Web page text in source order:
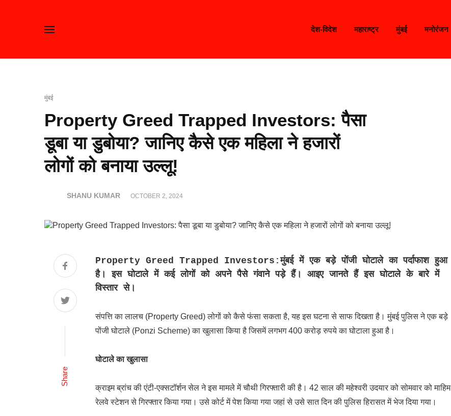
देश-विदेश महाराष्ट्र मुंबई मनोरंजन
मुंबई
Property Greed Trapped Investors: पैसा
डूबा या डुबोया? जानिए कैसे एक महिला ने हजारों
लोगों को बनाया उल्लू!
SHANU KUMAR OCTOBER 2, 2024
Share
Property Greed Trapped Investors:मुंबई में एक बड़े पोंजी घोटाले का पर्दाफाश हुआ
है। इस घोटाले में कई लोगों को अपने पैसे गंवाने पड़े हैं। आइए जानते हैं इस घोटाले के बारे में
विस्तार से।
संपत्ति का लालच (Property Greed) लोगों को कैसे फंसा सकता है, यह इस घटना से साफ दिखता है। मुंबई पुलिस ने एक बड़े
पोंजी घोटाले (Ponzi Scheme) का खुलासा किया है जिसमें लगभग 400 करोड़ रुपये का घोटाला हुआ है।
घोटाले का खुलासा
क्राइम ब्रांच की एंटी-एक्सटॉर्शन सेल ने इस मामले में चौथी गिरफ्तारी की है। 42 साल की महेश्वरी उदयार को सोमवार को माहिम
रेलवे स्टेशन से गिरफ्तार किया गया। उसे कोर्ट में पेश किया गया जहां से उसे सात दिन की पुलिस हिरासत में भेज दिया गया।